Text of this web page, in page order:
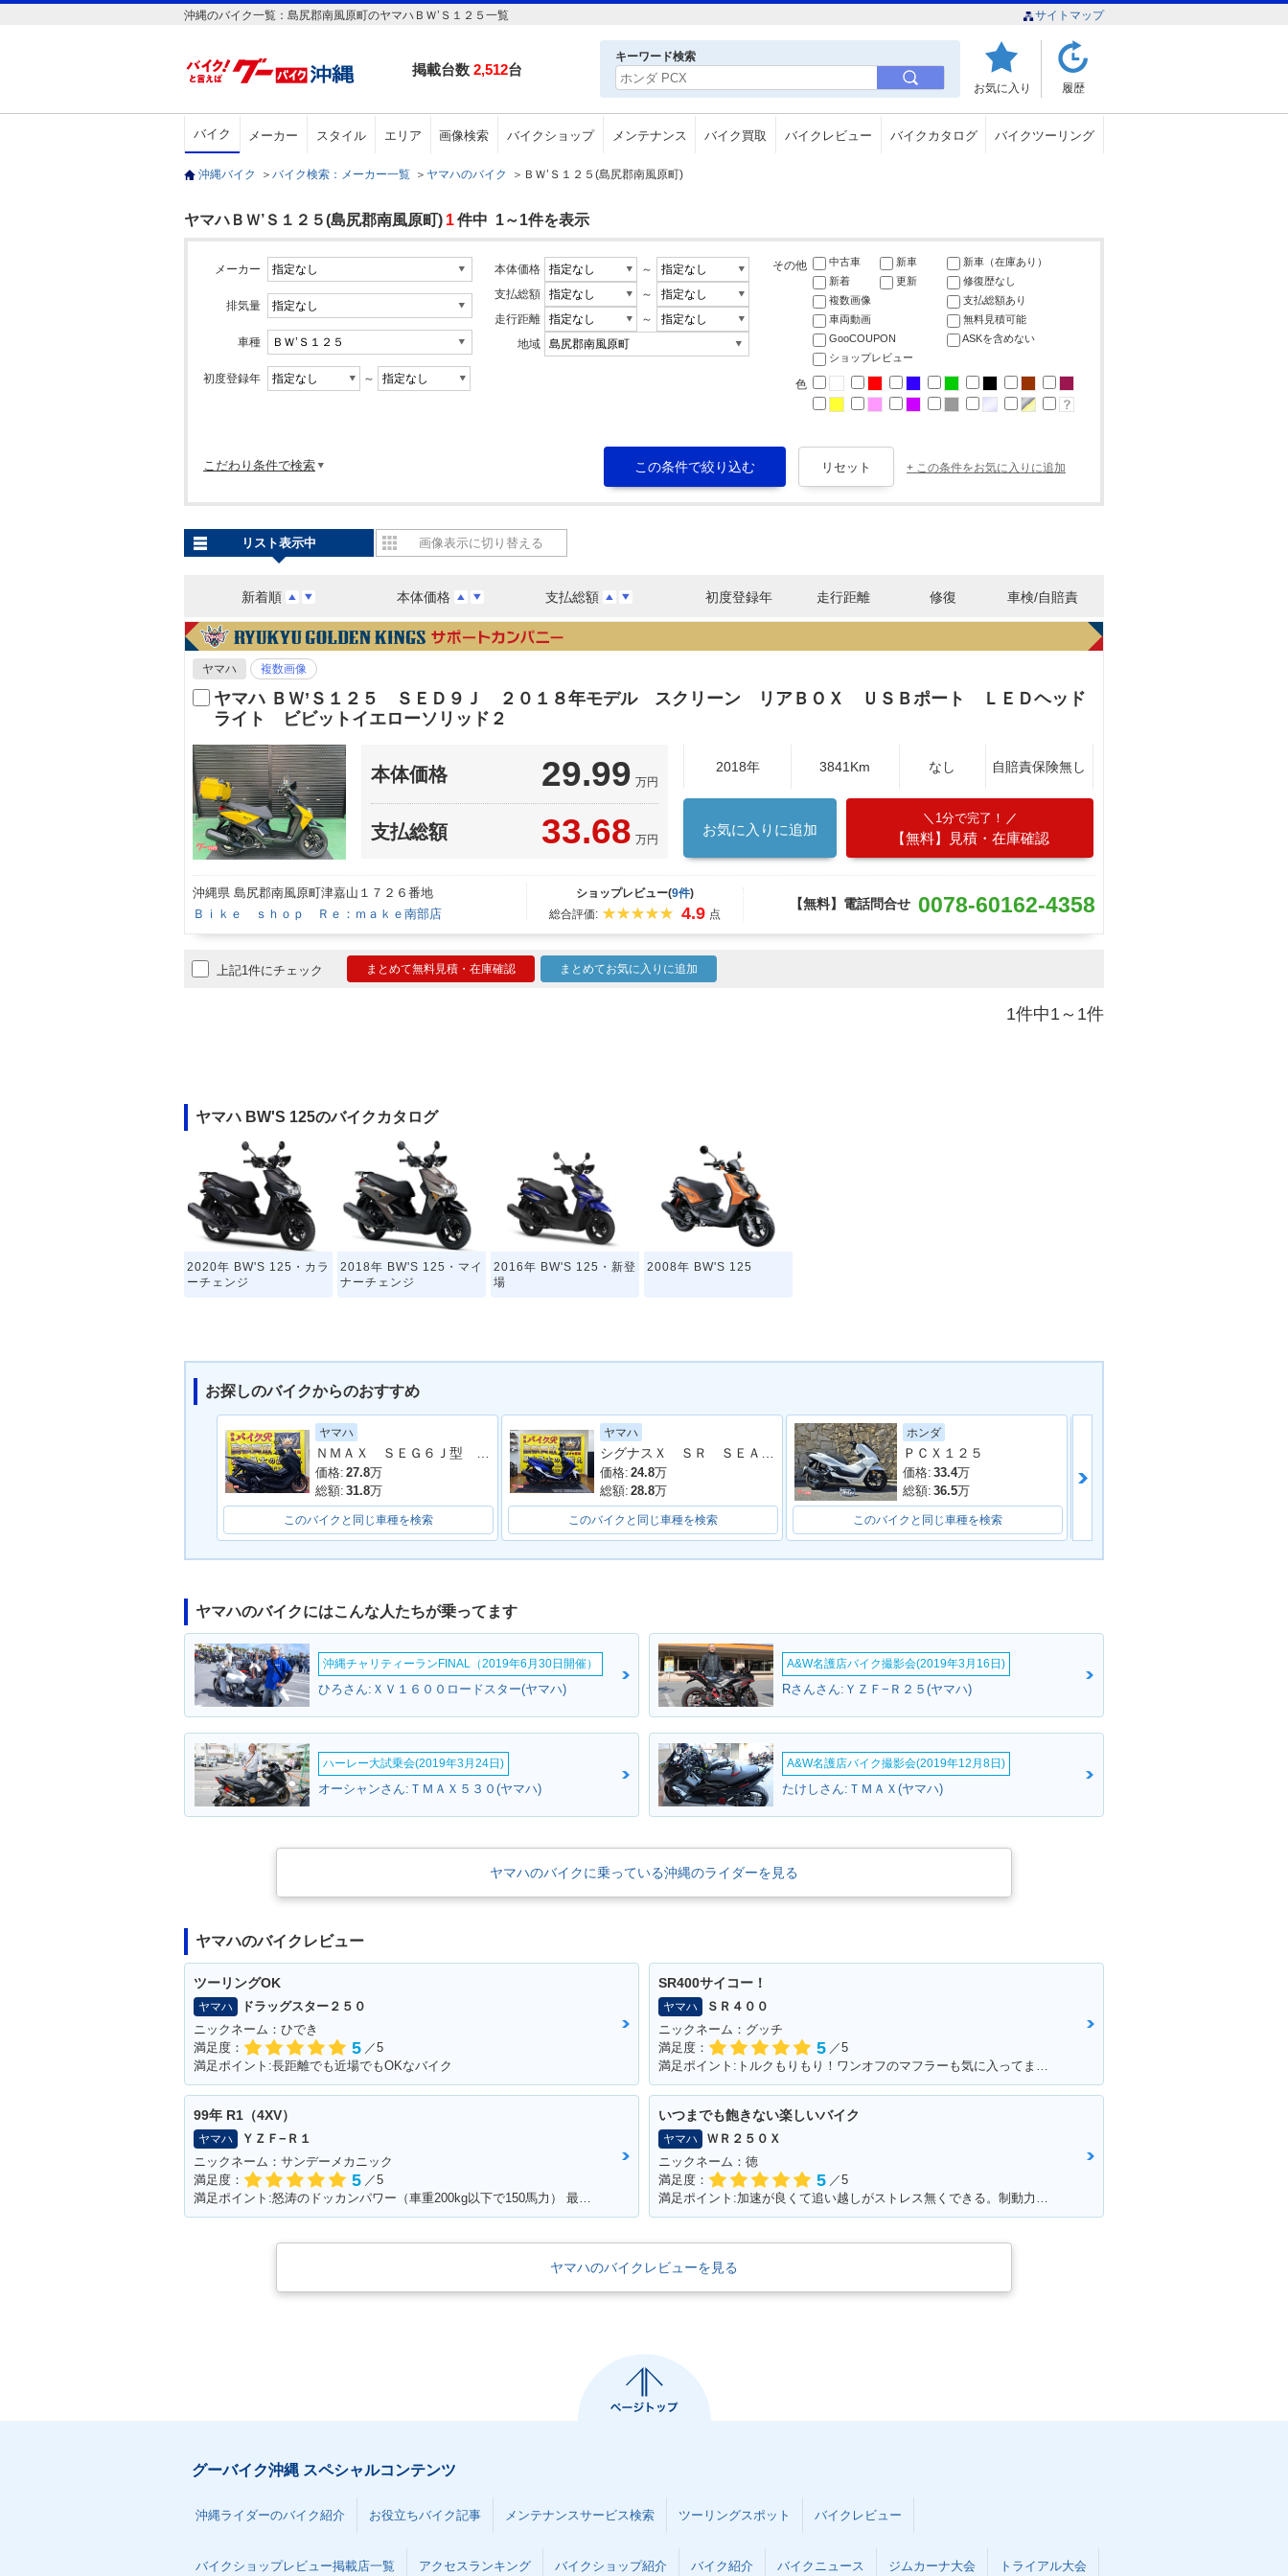
沖縄のバイク一覧：島尻郡南風原町のヤマハＢＷ’Ｓ１２５一覧 サイトマップ
掲載台数 2,512台
キーワード検索
お気に入り 履歴
バイク メーカー スタイル エリア 画像検索 バイクショップ メンテナンス バイク買取 バイクレビュー バイクカタログ バイクツーリング
沖縄バイク ＞ バイク検索：メーカー一覧 ＞ ヤマハのバイク ＞ ＢＷ’Ｓ１２５(島尻郡南風原町)
ヤマハＢＷ’Ｓ１２５(島尻郡南風原町) 1件中 1～1件を表示
メーカー
排気量
車種
初度登録年 ～
本体価格
～
支払総額
～
走行距離
～
地域
その他 中古車 新車
新車（在庫あり）
新着
更新
修復歴なし
複数画像
支払総額あり
車両動画
無料見積可能
GooCOUPON
ASKを含めない
ショップレビュー
色
こだわり条件で検索 + この条件をお気に入りに追加
新着順 本体価格 支払総額 初度登録年 走行距離 修復 車検/自賠責
リスト表示中 画像表示に切り替える
ヤマハ 複数画像
ヤマハ ＢＷ’Ｓ１２５ ＳＥＤ９Ｊ ２０１８年モデル スクリーン リアＢＯＸ ＵＳＢポート ＬＥＤヘッド
ライト ビビットイエローソリッド２
本体価格 29.99 万円
支払総額 33.68 万円
2018年 3841Km なし 自賠責保険無し
お気に入りに追加
1分で完了！
【無料】見積・在庫確認
沖縄県 島尻郡南風原町津嘉山１７２６番地
Ｂｉｋｅ ｓｈｏｐ Ｒｅ：ｍａｋｅ南部店
ショップレビュー(9件)
総合評価:
4.9 点
【無料】電話問合せ 0078-60162-4358
上記1件にチェック まとめて無料見積・在庫確認 まとめてお気に入りに追加
1件中1～1件
ヤマハ BW'S 125のバイクカタログ
2020年 BW'S 125・カラ
ーチェンジ
2018年 BW'S 125・マイ
ナーチェンジ
2016年 BW'S 125・新登
場
2008年 BW'S 125
お探しのバイクからのおすすめ
ヤマハ
価格: 27.8万
総額: 31.8万
このバイクと同じ車種を検索
ヤマハ
価格: 24.8万
総額: 28.8万
このバイクと同じ車種を検索
ホンダ
ＰＣＸ１２５
価格: 33.4万
総額: 36.5万
このバイクと同じ車種を検索
ヤマハのバイクにはこんな人たちが乗ってます
沖縄チャリティーランFINAL（2019年6月30日開催）
ひろさん:ＸＶ１６００ロードスター(ヤマハ)
A&W名護店バイク撮影会(2019年3月16日)
Rさんさん:ＹＺＦ−Ｒ２５(ヤマハ)
ハーレー大試乗会(2019年3月24日)
オーシャンさん:ＴＭＡＸ５３０(ヤマハ)
A&W名護店バイク撮影会(2019年12月8日)
たけしさん:ＴＭＡＸ(ヤマハ)
ヤマハのバイクに乗っている沖縄のライダーを見る
ヤマハのバイクレビュー
ツーリングOK
ヤマハ
ドラッグスター２５０
ニックネーム：ひでき
満足度：
5 ／5
満足ポイント:長距離でも近場でもOKなバイク
SR400サイコー！
ヤマハ
ＳＲ４００
ニックネーム：グッチ
満足度：
5 ／5
満足ポイント:トルクもりもり！ワンオフのマフラーも気に入ってます！
99年 R1（4XV）
ヤマハ
ＹＺＦ−Ｒ１
ニックネーム：サンデーメカニック
満足度：
5 ／5
満足ポイント:怒涛のドッカンパワー（車重200kg以下で150馬力） 最新SSほどのパワーはでてませんが、それでもPWR1.3と鋭い加速をします！ カウルがクイックファスナーの為、簡単脱着、整備がとてもし易いのもお気に入り。 車体は固過ぎず程よくしなりがあり、以外と街乗りも楽にこなせます。 99年は逆輸入車の為、リミッターカットなし、240kmまでスムーズに伸び、 サーキット走行も十分楽しめ、タイムアタックもそこそこ行けますが、 やはり、ツイスティロード最速というコンセプトから、ワインディング走行が一番気持ちよく走れます。 整備性も良く、街乗り～サーキット走行と幅広い守備範囲 人馬一体を体験でき、バイクを操る喜びを教えてくれる楽しい相棒です☆
いつまでも飽きない楽しいバイク
ヤマハ
ＷＲ２５０Ｘ
ニックネーム：徳
満足度：
5 ／5
満足ポイント:加速が良くて追い越しがストレス無くできる。制動力グッド。
ヤマハのバイクレビューを見る
グーバイク沖縄 スペシャルコンテンツ
沖縄ライダーのバイク紹介 お役立ちバイク記事 メンテナンスサービス検索 ツーリングスポット バイクレビュー
バイクショップレビュー掲載店一覧 アクセスランキング バイクショップ紹介 バイク紹介 バイクニュース ジムカーナ大会 トライアル大会